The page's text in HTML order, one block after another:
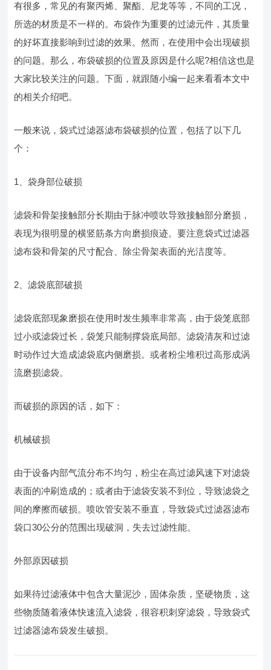
有很多，常见的有聚丙烯、聚酯、尼龙等等，不同的工况，
所选的材质是不一样的。布袋作为重要的过滤元件，其质量
的好坏直接影响到过滤的效果。然而，在使用中会出现破损
的问题。那么，布袋破损的位置及原因是什么呢?相信这也是
大家比较关注的问题。下面，就跟随小编一起来看看本文中
的相关介绍吧。
一般来说，袋式过滤器滤布袋破损的位置，包括了以下几
个：
1、袋身部位破损
滤袋和骨架接触部分长期由于脉冲喷吹导致接触部分磨损，
表现为很明显的横竖筋条方向磨损痕迹。要注意袋式过滤器
滤布袋和骨架的尺寸配合、除尘骨架表面的光洁度等。
2、滤袋底部破损
滤袋底部现象磨损在使用时发生频率非常高，由于袋笼底部
过小或滤袋过长，袋笼只能制撑袋底局部。滤袋清灰和过滤
时动作过大造成滤袋底内侧磨损。或者粉尘堆积过高形成涡
流磨损滤袋。
而破损的原因的话，如下：
机械破损
由于设备内部气流分布不均匀，粉尘在高过滤风速下对滤袋
表面的冲刷造成的；或者由于滤袋安装不到位，导致滤袋之
间的摩擦而破损。喷吹管安装不垂直，导致袋式过滤器滤布
袋口30公分的范围出现破洞，失去过滤性能。
外部原因破损
如果待过滤液体中包含大量泥沙，固体杂质，坚硬物质，这
些物质随着液体快速流入滤袋，很容积刺穿滤袋，导致袋式
过滤器滤布袋发生破损。